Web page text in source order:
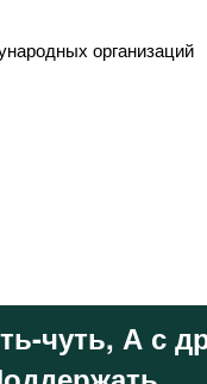
организаций
чуть, А с